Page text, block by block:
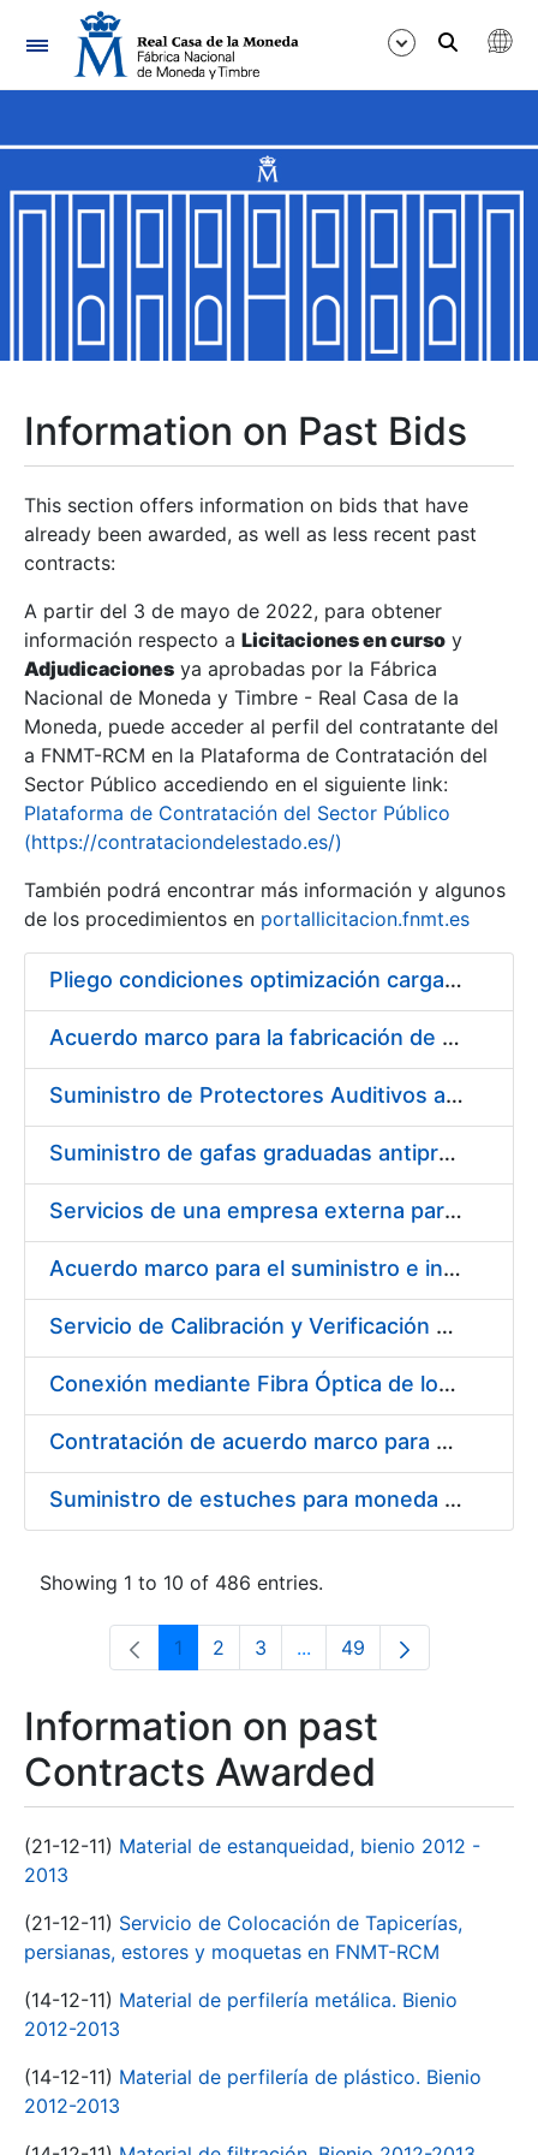
Navigation
Show/Hide
Show/Hide
Show/Hide
Show/Hide
Show/Hide
Show/Hide
Information on Past Bids
This section offers information on bids that have
already been awarded, as well as less recent past
contracts:
A partir del 3 de mayo de 2022, para obtener
información respecto a Licitaciones en curso y
Adjudicaciones ya aprobadas por la Fábrica
Nacional de Moneda y Timbre - Real Casa de la
Moneda, puede acceder al perfil del contratante del
a FNMT-RCM en la Plataforma de Contratación del
Sector Público accediendo en el siguiente link:
Plataforma de Contratación del Sector Público
(https://contrataciondelestado.es/)
También podrá encontrar más información y algunos
de los procedimientos en portallicitacion.fnmt.es
Pliego condiciones optimización cargas compras firmado
Acuerdo marco para la fabricación de piezas
Suministro de Protectores Auditivos a medida para las personas trabajadoras de los Centros de Trabajo de Madrid y Burgos
Suministro de gafas graduadas antiproyecciones para los trabajadores de la FNMT-RCM en los centros de trabajo de Madrid y Burgos
Servicios de una empresa externa para el asesoramiento y resolución de los recursos de alzada que se presentan relacionados con procesos de selección para la FNMT-RCM
Acuerdo marco para el suministro e instalación de persianas, estores y otros complementos
Servicio de Calibración y Verificación Externa de los Equipos de Medición del Servicio de Prevención de la FNMT-RCM
Conexión mediante Fibra Óptica de los Centros de Proceso de Datos (CPDs) de las sedes de la FNMT-RCM de Burgos y Madrid
Contratación de acuerdo marco para el Suministro de Material de Electricidad para la Fábrica Nacional de Moneda y Timbre-Real Casa de la Moneda en su centro de trabajo de Burgos
Suministro de estuches para moneda de 30 €
Showing 1 to 10 of 486 entries.
Page
1 Page
2 Page
3 ...Intermediate Pages Use
Page
49
Information on past
Contracts Awarded
(21-12-11) Material de estanqueidad, bienio 2012 -
2013
(21-12-11) Servicio de Colocación de Tapicerías,
persianas, estores y moquetas en FNMT-RCM
(14-12-11) Material de perfilería metálica. Bienio
2012-2013
(14-12-11) Material de perfilería de plástico. Bienio
2012-2013